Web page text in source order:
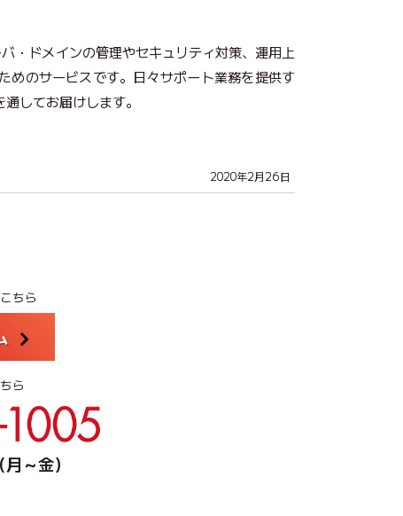
・ドメインの管理やセキュリティ対策、運用上
めのサービスです。日々サポート業務を提供す
してお届けします。
2020年2月26日
ちら
ら
～金）